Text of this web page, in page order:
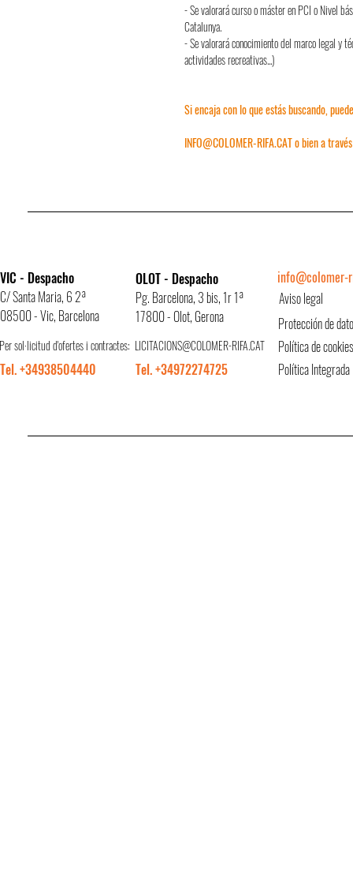
- Se valorará curso o máster en PCI o Nivel
Catalunya.
- Se valorará conocimiento del marco legal y
actividades recreativas...)
Si encaja con lo que estás buscando,
INFO@COLOMER-RIFA.CATo bien a
VIC - Despacho
C/ Santa Maria, 6 2ª
08500 - Vic, Barcelona
OLOT - Despacho
Pg. Barcelona, 3 bis, 1r 1ª
17800 - Olot, Gerona
Per sol·licitud d'ofertes i contractes: LICITACIONS@COLOMER-RIFA.CAT
Tel. +34938504440 Tel. +34972274725
Aviso legal
Protección de
Política de cookies
Política Integrada